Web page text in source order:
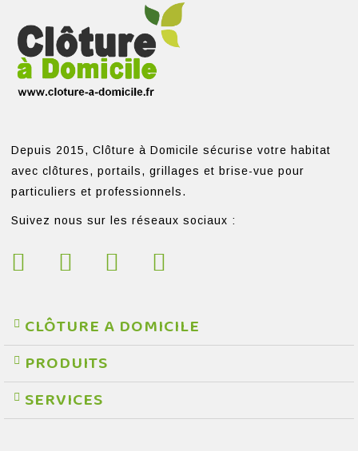
Depuis 2015, Clôture à Domicile sécurise votre habitat
avec clôtures, portails, grillages et brise-vue pour
particuliers et professionnels.
Suivez nous sur les réseaux sociaux :
CLÔTURE A DOMICILE
PRODUITS
SERVICES